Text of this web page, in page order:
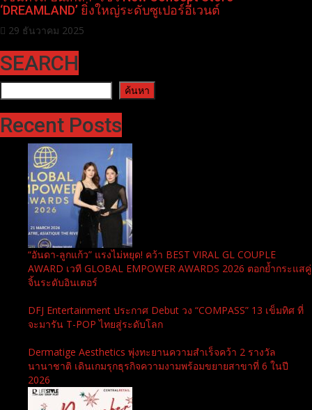
‘DREAMLAND’ ยิ่งใหญ่ระดับซูเปอร์อีเวนต์
29 ธันวาคม 2025
SEARCH
ค้นหา ค้นหา
Recent Posts
“อันดา-ลูกแก้ว” แรงไม่หยุด! คว้า BEST VIRAL GL COUPLE
AWARD เวที GLOBAL EMPOWER AWARDS 2026 ตอกย้ำกระแสคู่
จิ้นระดับอินเตอร์
DFJ Entertainment ประกาศ Debut วง “COMPASS” 13 เข็มทิศ ที่
จะมารัน T-POP ไทยสู่ระดับโลก
Dermatige Aesthetics พุ่งทะยานความสำเร็จคว้า 2 รางวัล
นานาชาติ เดินเกมรุกธุรกิจความงามพร้อมขยายสาขาที่ 6 ในปี
2026